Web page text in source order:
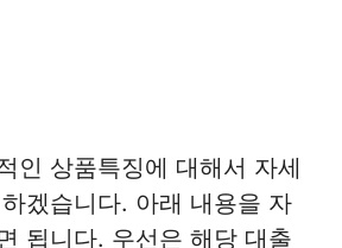
인 상품특징에 대해서 자세
겠습니다. 아래 내용을 자
됩니다. 우선은 해당 대출